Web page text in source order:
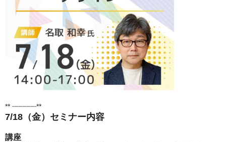
** ┈┈┈┈┈┈**
7/18（金）セミナー内容
講座